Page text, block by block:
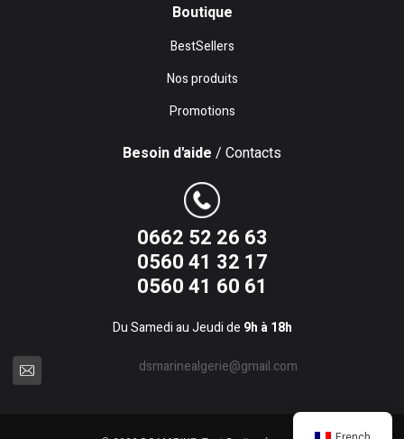
Boutique
BestSellers
Nos produits
Promotions
Besoin d'aide / Contacts
0662 52 26 63
0560 41 32 17
0560 41 60 61
Du Samedi au Jeudi de 9h à 18h
dsmarinealgerie@gmail.com